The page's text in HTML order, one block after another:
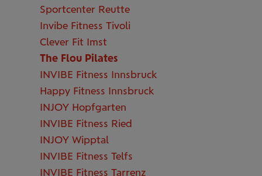
Sportcenter Reutte
Invibe Fitness Tivoli
Clever Fit Imst
The Flou Pilates
INVIBE Fitness Innsbruck
Happy Fitness Innsbruck
INJOY Hopfgarten
INVIBE Fitness Ried
INJOY Wipptal
INVIBE Fitness Telfs
INVIBE Fitness Tarrenz